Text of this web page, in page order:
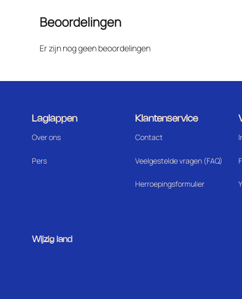
Beoordelingen
Er zijn nog geen beoordelingen
Laglappen
Over ons
Pers
Klantenservice
Contact
Veelgestelde vragen (FAQ)
Herroepingsformulier
Wijzig land